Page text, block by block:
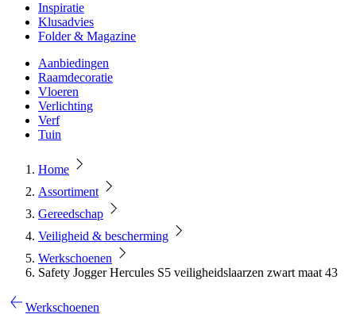
Inspiratie
Klusadvies
Folder & Magazine
Aanbiedingen
Raamdecoratie
Vloeren
Verlichting
Verf
Tuin
Home
Assortiment
Gereedschap
Veiligheid & bescherming
Werkschoenen
Safety Jogger Hercules S5 veiligheidslaarzen zwart maat 43
Werkschoenen